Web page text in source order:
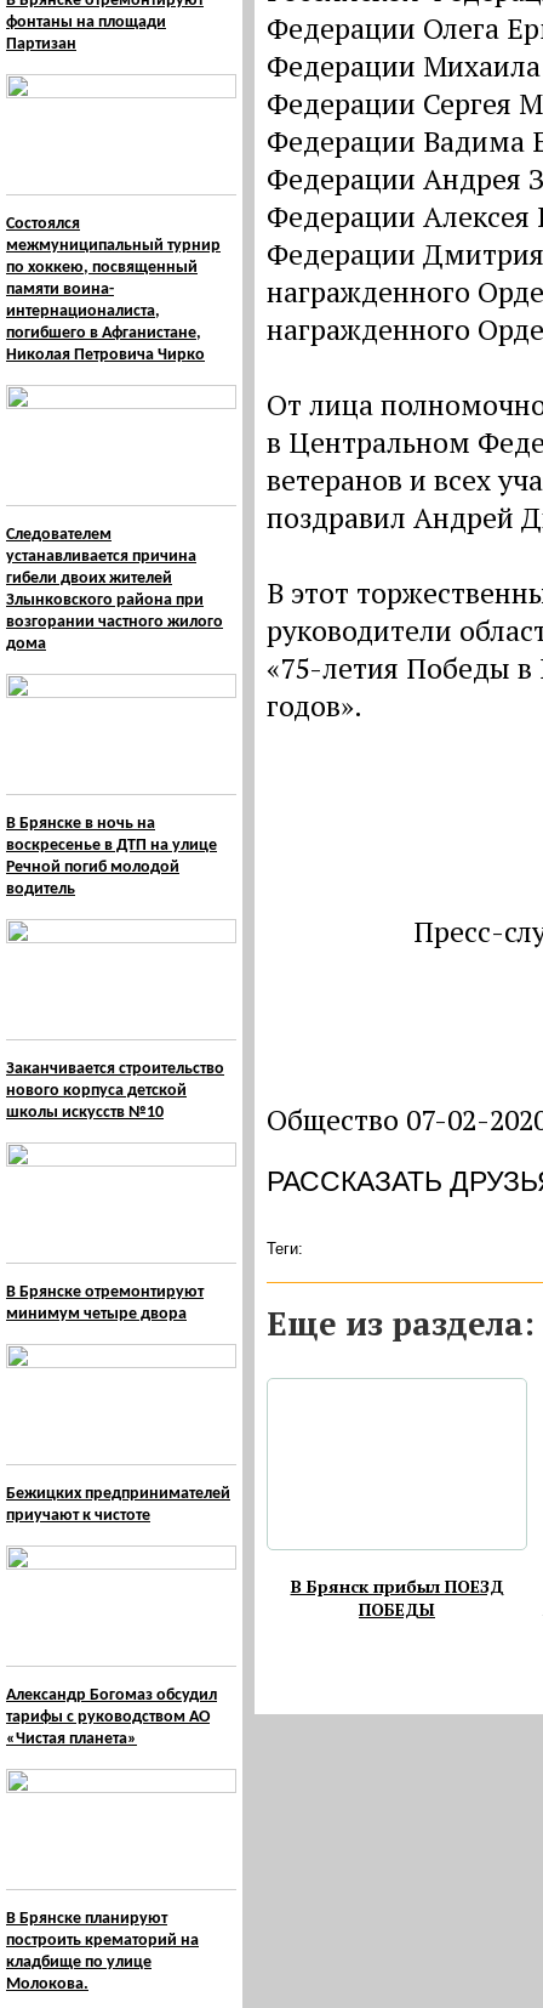
фонтаны на площади
Партизан
Состоялся
межмуниципальный турнир
по хоккею, посвященный
памяти воина-
интернационалиста,
погибшего в Афганистане,
Николая Петровича Чирко
Следователем
устанавливается причина
гибели двоих жителей
Злынковского района при
возгорании частного жилого
дома
В Брянске в ночь на
воскресенье в ДТП на улице
Речной погиб молодой
водитель
Заканчивается строительство
нового корпуса детской
школы искусств №10
В Брянске отремонтируют
минимум четыре двора
Бежицких предпринимателей
приучают к чистоте
Александр Богомаз обсудил
тарифы с руководством АО
«Чистая планета»
В Брянске планируют
построить крематорий на
кладбище по улице
Молокова.
Федерации Олега
Федерации
Федерации Сергея
Федерации Вадима
Федерации Андрея
Федерации Алексея
Федерации
награжденного
награжденного
От лица
в Центральном
ветеранов и всех
поздравил Андрей
В этот
руководители
«75-летия Победы в
годов».
Пресс-
Общество 07-02-
РАССКАЗАТЬ
Теги:
Eще из раздела:
В Брянск прибыл ПОЕЗД
ПОБЕДЫ